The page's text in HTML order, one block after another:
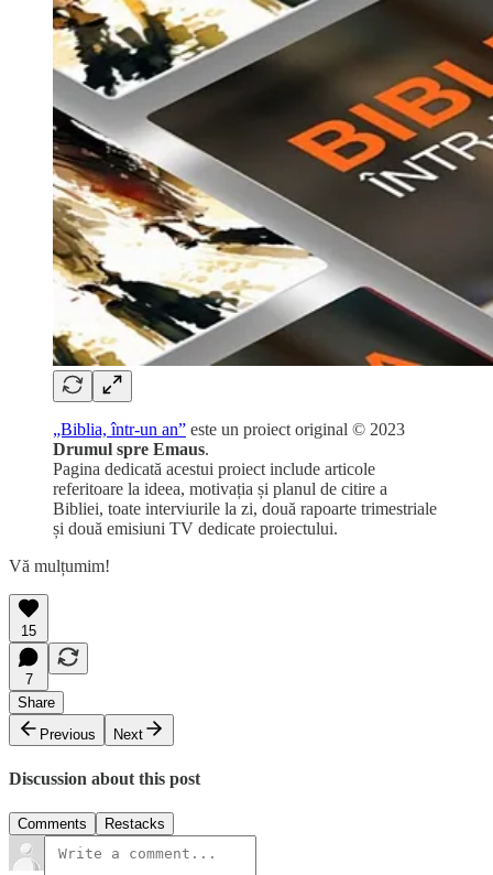
„Biblia, într-un an” este un proiect original © 2023
Drumul spre Emaus.
Pagina dedicată acestui proiect include articole
referitoare la ideea, motivația și planul de citire a
Bibliei, toate interviurile la zi, două rapoarte trimestriale
și două emisiuni TV dedicate proiectului.
Vă mulțumim!
15
7
Share
Previous
Next
Discussion about this post
Comments Restacks